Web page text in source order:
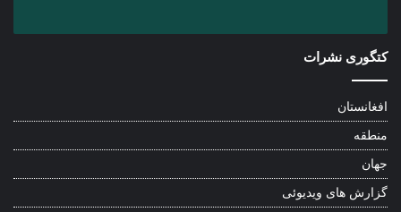
کتگوری نشرات
افغانستان
منطقه
جهان
گزارش های ویدیوئی